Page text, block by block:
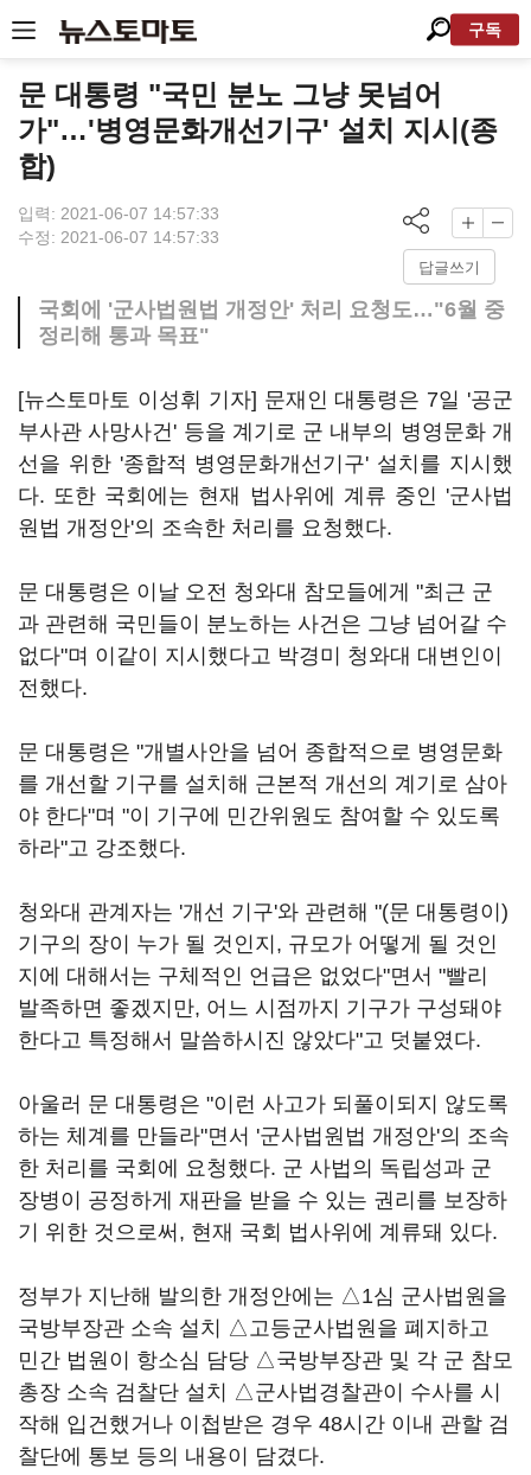
구독
문 대통령 "국민 분노 그냥 못넘어
가"…'병영문화개선기구' 설치 지시(종
합)
입력: 2021-06-07 14:57:33
수정: 2021-06-07 14:57:33
답글쓰기
국회에 '군사법원법 개정안' 처리 요청도…"6월 중
정리해 통과 목표"
[뉴스토마토 이성휘 기자] 문재인 대통령은 7일 '공군
부사관 사망사건' 등을 계기로 군 내부의 병영문화 개
선을 위한 '종합적 병영문화개선기구' 설치를 지시했
다. 또한 국회에는 현재 법사위에 계류 중인 '군사법
원법 개정안'의 조속한 처리를 요청했다.
문 대통령은 이날 오전 청와대 참모들에게 "최근 군
과 관련해 국민들이 분노하는 사건은 그냥 넘어갈 수
없다"며 이같이 지시했다고 박경미 청와대 대변인이
전했다.
문 대통령은 "개별사안을 넘어 종합적으로 병영문화
를 개선할 기구를 설치해 근본적 개선의 계기로 삼아
야 한다"며 "이 기구에 민간위원도 참여할 수 있도록
하라"고 강조했다.
청와대 관계자는 '개선 기구'와 관련해 "(문 대통령이)
기구의 장이 누가 될 것인지, 규모가 어떻게 될 것인
지에 대해서는 구체적인 언급은 없었다"면서 "빨리
발족하면 좋겠지만, 어느 시점까지 기구가 구성돼야
한다고 특정해서 말씀하시진 않았다"고 덧붙였다.
아울러 문 대통령은 "이런 사고가 되풀이되지 않도록
하는 체계를 만들라"면서 '군사법원법 개정안'의 조속
한 처리를 국회에 요청했다. 군 사법의 독립성과 군
장병이 공정하게 재판을 받을 수 있는 권리를 보장하
기 위한 것으로써, 현재 국회 법사위에 계류돼 있다.
정부가 지난해 발의한 개정안에는 △1심 군사법원을
국방부장관 소속 설치 △고등군사법원을 폐지하고
민간 법원이 항소심 담당 △국방부장관 및 각 군 참모
총장 소속 검찰단 설치 △군사법경찰관이 수사를 시
작해 입건했거나 이첩받은 경우 48시간 이내 관할 검
찰단에 통보 등의 내용이 담겼다.